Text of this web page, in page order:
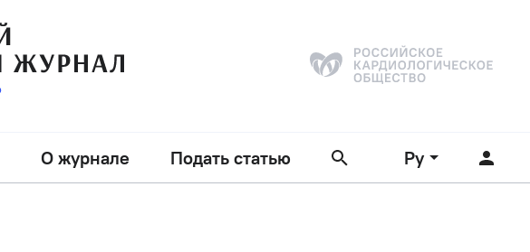
О журнале Подать статью Ру